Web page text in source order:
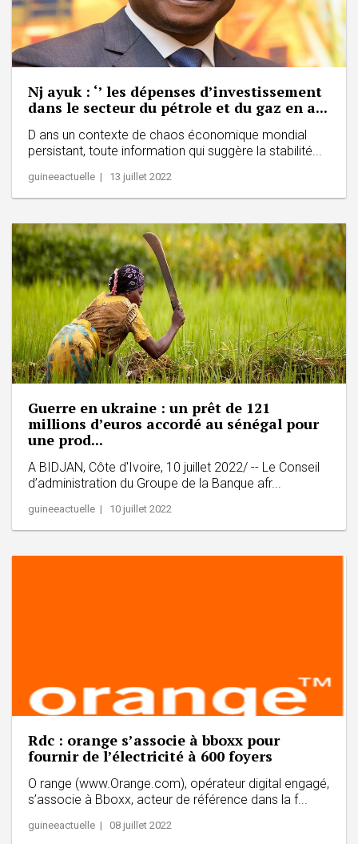
Nj ayuk : ‘’ les dépenses d’investissement
dans le secteur du pétrole et du gaz en a...
D ans un contexte de chaos économique mondial
persistant, toute information qui suggère la stabilité...
guineeactuelle | 13 juillet 2022
Guerre en ukraine : un prêt de 121
millions d’euros accordé au sénégal pour
une prod...
A BIDJAN, Côte d'Ivoire, 10 juillet 2022/ -- Le Conseil
d’administration du Groupe de la Banque afr...
guineeactuelle | 10 juillet 2022
Rdc : orange s’associe à bboxx pour
fournir de l’électricité à 600 foyers
O range (www.Orange.com), opérateur digital engagé,
s’associe à Bboxx, acteur de référence dans la f...
guineeactuelle | 08 juillet 2022